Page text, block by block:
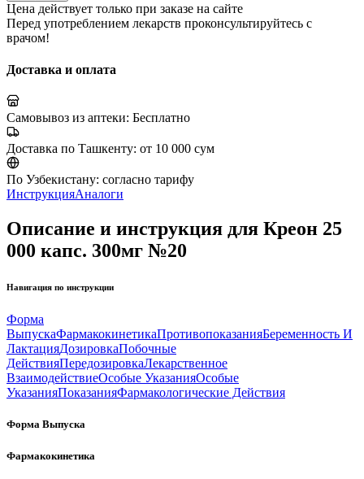
Цена действует только при заказе на сайте
Перед употреблением лекарств проконсультируйтесь с
врачом!
Доставка и оплата
Самовывоз из аптеки: Бесплатно
Доставка по Ташкенту: от 10 000 сум
По Узбекистану: согласно тарифу
ИнструкцияАналоги
Описание и инструкция для Креон 25
000 капс. 300мг №20
Навигация по инструкции
Форма
ВыпускаФармакокинетикаПротивопоказанияБеременность И
ЛактацияДозировкаПобочные
ДействияПередозировкаЛекарственное
ВзаимодействиеОсобые УказанияОсобые
УказанияПоказанияФармакологические Действия
Форма Выпуска
Фармакокинетика